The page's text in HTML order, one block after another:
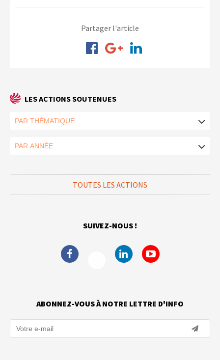
Partager l'article
LES ACTIONS SOUTENUES
TOUTES LES ACTIONS
SUIVEZ-NOUS !
ABONNEZ-VOUS À NOTRE LETTRE D'INFO